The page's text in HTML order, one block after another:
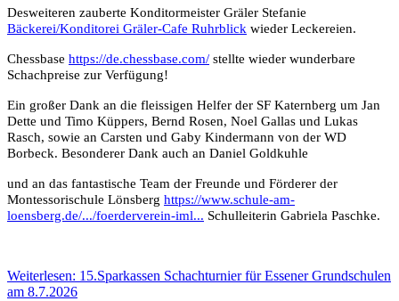
Desweiteren zauberte Konditormeister Gräler Stefanie
Bäckerei/Konditorei Gräler-Cafe Ruhrblick wieder Leckereien.
Chessbase https://de.chessbase.com/ stellte wieder wunderbare
Schachpreise zur Verfügung!
Ein großer Dank an die fleissigen Helfer der SF Katernberg um Jan
Dette und Timo Küppers, Bernd Rosen, Noel Gallas und Lukas
Rasch, sowie an Carsten und Gaby Kindermann von der WD
Borbeck. Besonderer Dank auch an Daniel Goldkuhle
und an das fantastische Team der Freunde und Förderer der
Montessorischule Lönsberg https://www.schule-am-
loensberg.de/.../foerderverein-iml... Schulleiterin Gabriela Paschke.
Weiterlesen: 15.Sparkassen Schachturnier für Essener Grundschulen
am 8.7.2026